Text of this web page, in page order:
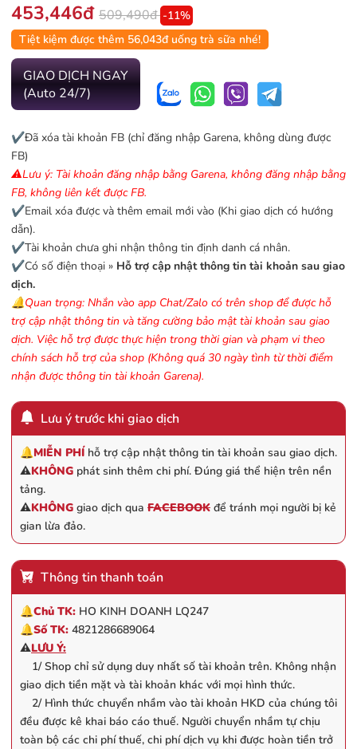
453,446đ 509,490đ -11%
Tiệt kiệm được thêm 56,043đ uống trà sữa nhé!
GIAO DỊCH NGAY
(Auto 24/7)
✔️Đã xóa tài khoản FB (chỉ đăng nhập Garena, không dùng được
FB)
⚠️Lưu ý: Tài khoản đăng nhập bằng Garena, không đăng nhập bằng
FB, không liên kết được FB.
✔️Email xóa được và thêm email mới vào (Khi giao dịch có hướng
dẫn).
✔️Tài khoản chưa ghi nhận thông tin định danh cá nhân.
✔️Có số điện thoại » Hỗ trợ cập nhật thông tin tài khoản sau giao
dịch.
🔔Quan trọng: Nhắn vào app Chat/Zalo có trên shop để được hỗ
trợ cập nhật thông tin và tăng cường bảo mật tài khoản sau giao
dịch. Việc hỗ trợ được thực hiện trong thời gian và phạm vi theo
chính sách hỗ trợ của shop (Không quá 30 ngày tình từ thời điểm
nhận được thông tin tài khoản Garena).
Lưu ý trước khi giao dịch
🔔MIỄN PHÍ hỗ trợ cập nhật thông tin tài khoản sau giao dịch.
⚠️KHÔNG phát sinh thêm chi phí. Đúng giá thể hiện trên nền
tảng.
⚠️KHÔNG giao dịch qua FACEBOOK để tránh mọi người bị kẻ
gian lừa đảo.
Thông tin thanh toán
🔔Chủ TK: HO KINH DOANH LQ247
🔔Số TK: 4821286689064
⚠️LƯU Ý:
1/ Shop chỉ sử dụng duy nhất số tài khoản trên. Không nhận
giao dịch tiền mặt và tài khoản khác với mọi hình thức.
2/ Hình thức chuyển nhầm vào tài khoản HKD của chúng tôi
đều được kê khai báo cáo thuế. Người chuyển nhầm tự chịu
toàn bộ các chi phí thuế, chi phí dịch vụ khi được hoàn tiền trở